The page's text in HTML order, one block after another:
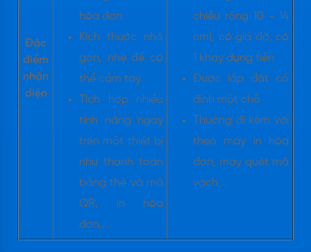
Đặc
điểm
nhận
diện
hóa đơn.
Kích thước nhỏ
gọn, nhẹ để có
thể cầm tay.
Tích hợp nhiều
tính năng ngay
trên một thiết bị
như thanh toán
bằng thẻ và mã
QR, in hóa
đơn,...
chiều rộng 10 - 14
cm), có giá đỡ, có
1 khay đựng tiền
Được lắp đặt cố
định một chỗ
Thường đi kèm với
theo máy in hóa
đơn, máy quét mã
vạch,...